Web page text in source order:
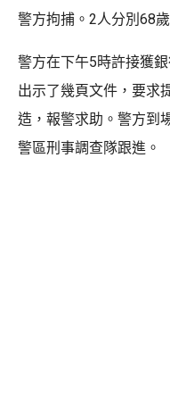
警方拘捕。2人分別68
警方在下午5時許接獲
出示了幾頁文件，要求
造，報警求助。警方到
警區刑事調查隊跟進。